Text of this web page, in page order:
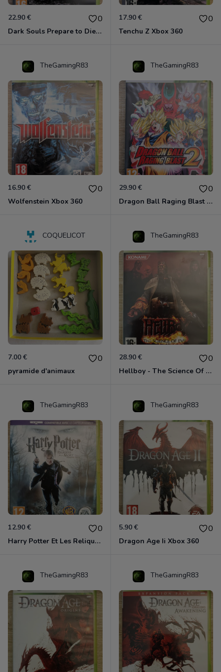
22.90 € 0
Dark Souls Prepare to Die Edition XBOX 360
17.90 € 0
Tenchu Z Xbox 360
TheGamingR83
16.90 € 0
Wolfenstein Xbox 360
TheGamingR83
29.90 € 0
Dragon Ball Raging Blast 2 Xbox 360
COQUELICOT
7.00 € 0
pyramide d'animaux
TheGamingR83
28.90 € 0
Hellboy - The Science Of Evil Xbox 360
TheGamingR83
12.90 € 0
Harry Potter Et Les Reliques De La Mort - 1ère Partie Xbox 360
TheGamingR83
5.90 € 0
Dragon Age Ii Xbox 360
TheGamingR83 TheGamingR83